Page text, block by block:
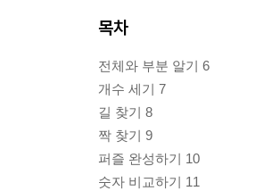
목차
전체와 부분 알기 6
개수 세기 7
길 찾기 8
짝 찾기 9
퍼즐 완성하기 10
숫자 비교하기 11